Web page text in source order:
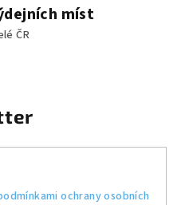
míst
ČR
ochrany osobních